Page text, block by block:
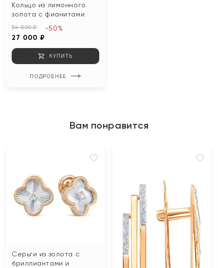
Кольцо из лимонного
золота с фианитами
54 000 ₽
27 000 ₽
-50%
КУПИТЬ
ПОДРОБНЕЕ
Вам понравится
Серьги из золота с
бриллиантами и